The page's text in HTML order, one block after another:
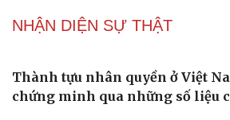
Cho ngân hàng quản lý tài sản bảo
ngăn "mua bia kèm lạc"